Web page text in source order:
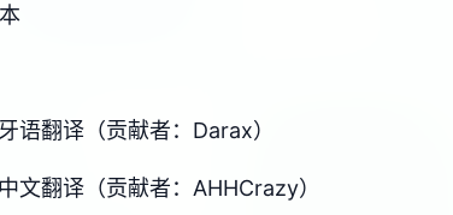
语翻译（贡献者：Darax）
文翻译（贡献者：AHHCrazy）